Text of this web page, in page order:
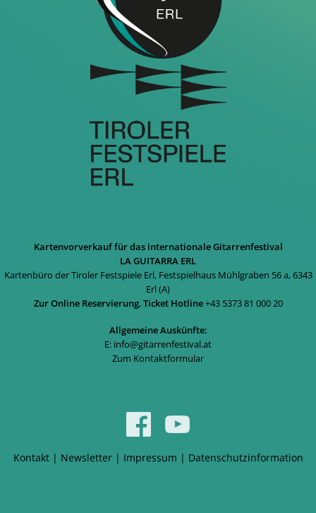
Kartenvorverkauf für das internationale Gitarrenfestival
LA GUITARRA ERL
Kartenbüro der Tiroler Festspiele Erl, Festspielhaus Mühlgraben 56 a, 6343
Erl (A)
Zur Online Reservierung,Ticket Hotline+43 5373 81 000 20
Allgemeine Auskünfte:
E: info@gitarrenfestival.at
Zum Kontaktformular
Kontakt| Newsletter| Impressum | Datenschutzinformation